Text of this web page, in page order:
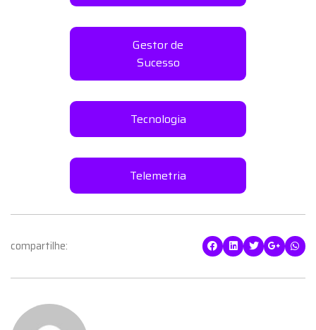
Gestor de
Sucesso
Tecnologia
Telemetria
compartilhe: